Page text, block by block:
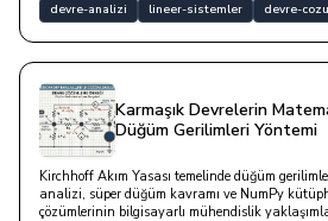
devre-analizi
lineer-sistemler devre-
Karmaşık Devrelerin
Düğüm Gerilimleri Yöntemi
Kirchhoff Akım Yasası temelinde düğüm
analizi, süper düğüm kavramı ve NumPy
çözümlerinin bilgisayarlı mühendislik